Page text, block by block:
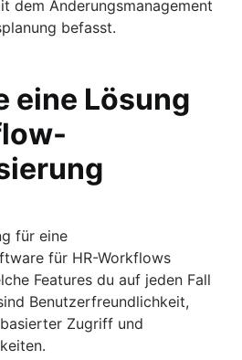
dem Änderungsmanagement
befasst.
eine Lösung
für eine
für HR-Workflows
Features du auf jeden Fall
Benutzerfreundlichkeit,
Zugriff und